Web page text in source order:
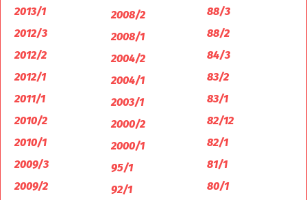
2013/1
2012/3
2012/2
2012/1
2011/1
2010/2
2010/1
2009/3
2009/2
2008/2
2008/1
2004/2
2004/1
2003/1
2000/2
2000/1
95/1
92/1
88/3
88/2
84/3
83/2
83/1
82/12
82/1
81/1
80/1